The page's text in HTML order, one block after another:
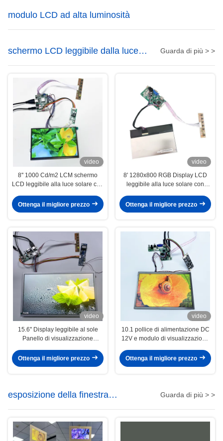
modulo LCD ad alta luminosità
schermo LCD leggibile dalla luce
solare
Guarda di più > >
video
8'' 1000 Cd/m2 LCM schermo
LCD leggibile alla luce solare con
Ottenga il migliore prezzo
video
8' 1280x800 RGB Display LCD
leggibile alla luce solare con
potenza ultra bassa
Ottenga il migliore prezzo
video
15.6'' Display leggibile al sole
Panello di visualizzazione
Display a colori
Ottenga il migliore prezzo
video
10.1 pollice di alimentazione DC
12V e modulo di visualizzazione
di 178°/178°
Ottenga il migliore prezzo
esposizione della finestra
dell'affissione a cristalli liquidi
Guarda di più > >